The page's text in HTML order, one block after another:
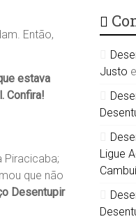
Então,
estava
Confira!
Piracicaba;
que não
Desentupir
Justo
Ligue